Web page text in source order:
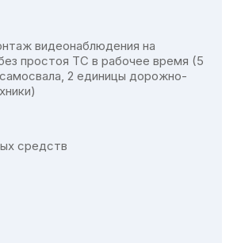
видеонаблюдения на
простоя ТС в рабочее время (5
2 единицы дорожно-
средств